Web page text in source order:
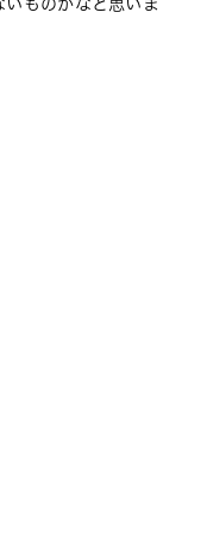
ものかなと思いま